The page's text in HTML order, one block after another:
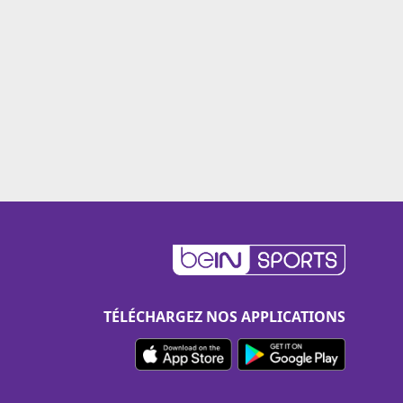
TÉLÉCHARGEZ NOS APPLICATIONS